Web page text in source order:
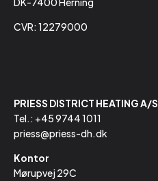
CVR: 12279000
PRIESS DISTRICT HEATING A/S
Tel.: +45 9744 1011
priess@priess-dh.dk
Kontor
Mørupvej 29C